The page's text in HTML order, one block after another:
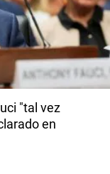
"tal vez
en